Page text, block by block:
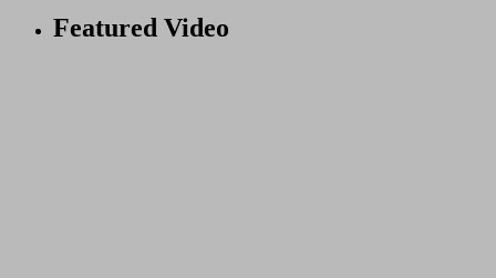
Featured Video